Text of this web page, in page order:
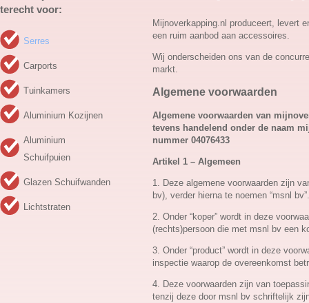
terecht voor:
Serres
Carports
Tuinkamers
Aluminium Kozijnen
Aluminium
Schuifpuien
Glazen Schuifwanden
Lichtstraten
Mijnoverkapping.nl produceert, levert
een ruim aanbod aan accessoires.
Wij onderscheiden ons van de
markt.
Algemene voorwaarden
Algemene voorwaarden van
tevens handelend onder de naam
nummer 04076433
Artikel 1 – Algemeen
1. Deze algemene voorwaarden zijn
bv), verder hierna te noemen “msnl bv”.
2. Onder “koper” wordt in deze
(rechts)persoon die met msnl bv een
3. Onder “product” wordt in deze
inspectie waarop de overeenkomst
4. Deze voorwaarden zijn van
tenzij deze door msnl bv schriftelijk